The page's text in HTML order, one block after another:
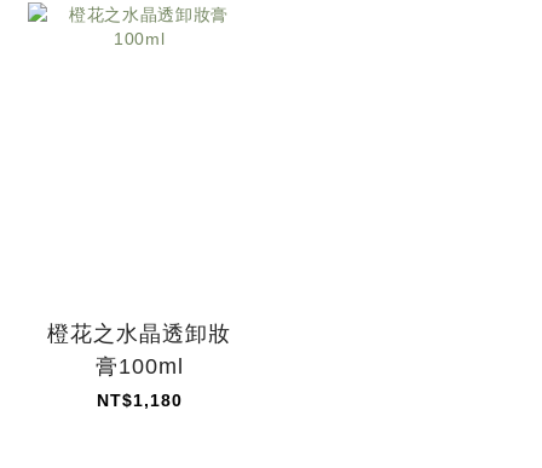
橙花之水晶透卸妝
膏100ml
NT$1,180